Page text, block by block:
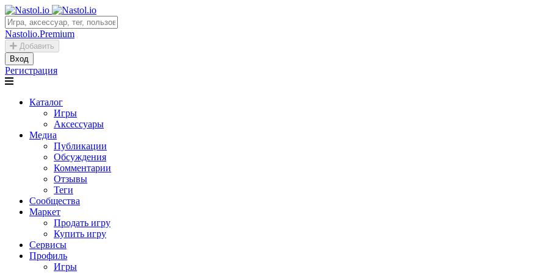
Nastolio.Premium
Добавить
Вход
Регистрация
Каталог
Игры
Аксессуары
Медиа
Публикации
Обсуждения
Комментарии
Отзывы
Теги
Сообщества
Маркет
Продать игру
Купить игру
Сервисы
Профиль
Игры